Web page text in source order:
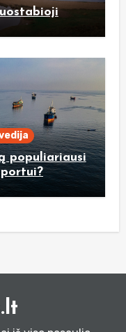
populiariausi